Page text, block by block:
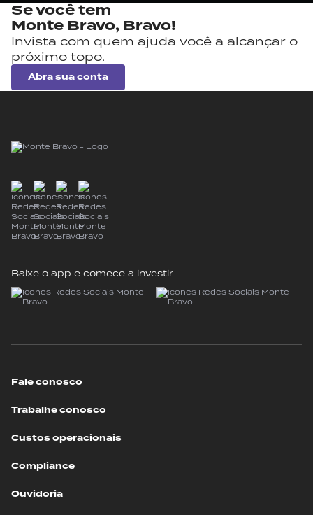
Se você tem
Monte Bravo, Bravo!
Invista com quem ajuda você a alcançar o
próximo topo.
Abra sua conta
Baixe o app e comece a investir
Fale conosco
Trabalhe conosco
Custos operacionais
Compliance
Ouvidoria